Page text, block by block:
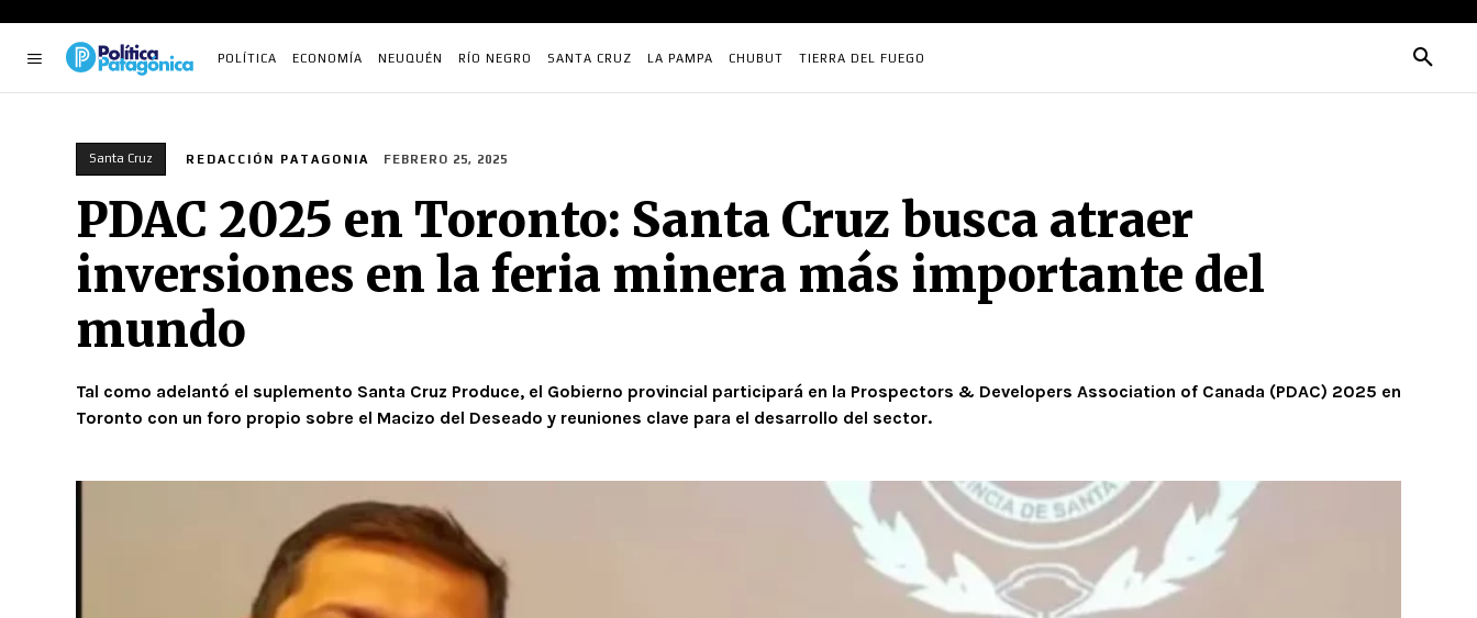
POLÍTICA ECONOMÍA NEUQUÉN RÍO NEGRO SANTA CRUZ LA PAMPA CHUBUT TIERRA DEL FUEGO
Santa Cruz REDACCIÓN PATAGONIA FEBRERO 25, 2025
PDAC 2025 en Toronto: Santa Cruz busca atraer
inversiones en la feria minera más importante del
mundo
Tal como adelantó el suplemento Santa Cruz Produce, el Gobierno provincial participará en la Prospectors & Developers Association of Canada (PDAC) 2025 en
Toronto con un foro propio sobre el Macizo del Deseado y reuniones clave para el desarrollo del sector.